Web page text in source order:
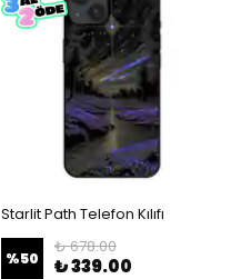
Starlit Path Telefon Kılıfı
%50
₺ 678.00
₺ 339.00